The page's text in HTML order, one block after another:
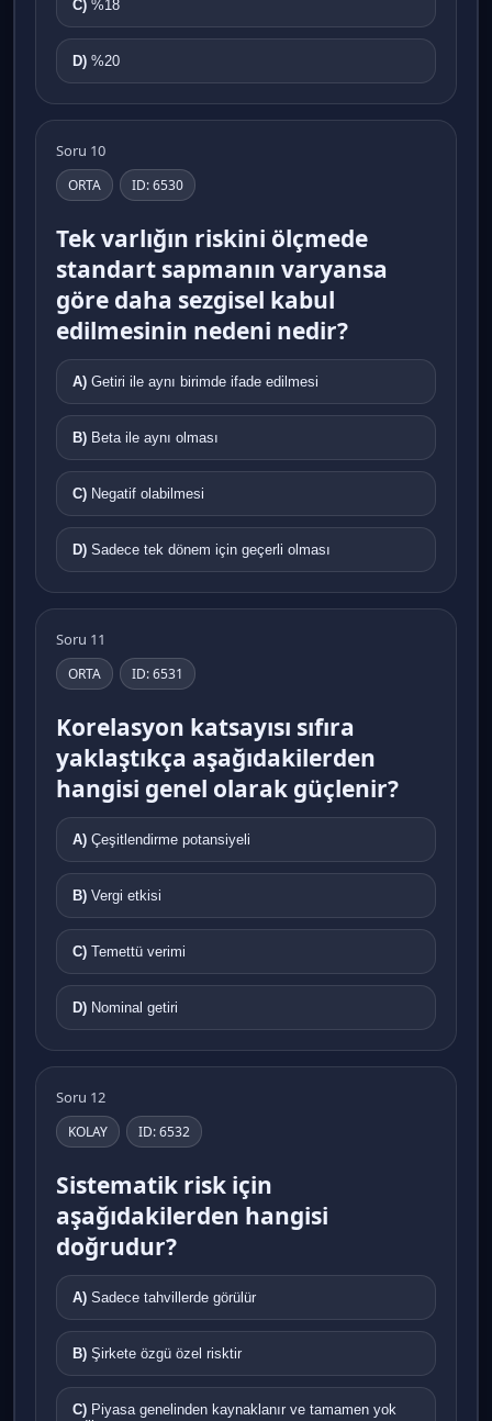
C) %18
D) %20
Soru 10
ORTA ID: 6530
Tek varlığın riskini ölçmede
standart sapmanın varyansa
göre daha sezgisel kabul
edilmesinin nedeni nedir?
A) Getiri ile aynı birimde ifade edilmesi
B) Beta ile aynı olması
C) Negatif olabilmesi
D) Sadece tek dönem için geçerli olması
Soru 11
ORTA ID: 6531
Korelasyon katsayısı sıfıra
yaklaştıkça aşağıdakilerden
hangisi genel olarak güçlenir?
A) Çeşitlendirme potansiyeli
B) Vergi etkisi
C) Temettü verimi
D) Nominal getiri
Soru 12
KOLAY ID: 6532
Sistematik risk için
aşağıdakilerden hangisi
doğrudur?
A) Sadece tahvillerde görülür
B) Şirkete özgü özel risktir
C)